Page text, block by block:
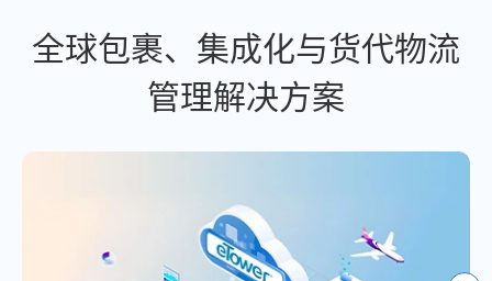
全球包裹、集成化与货代物流
管理解决方案